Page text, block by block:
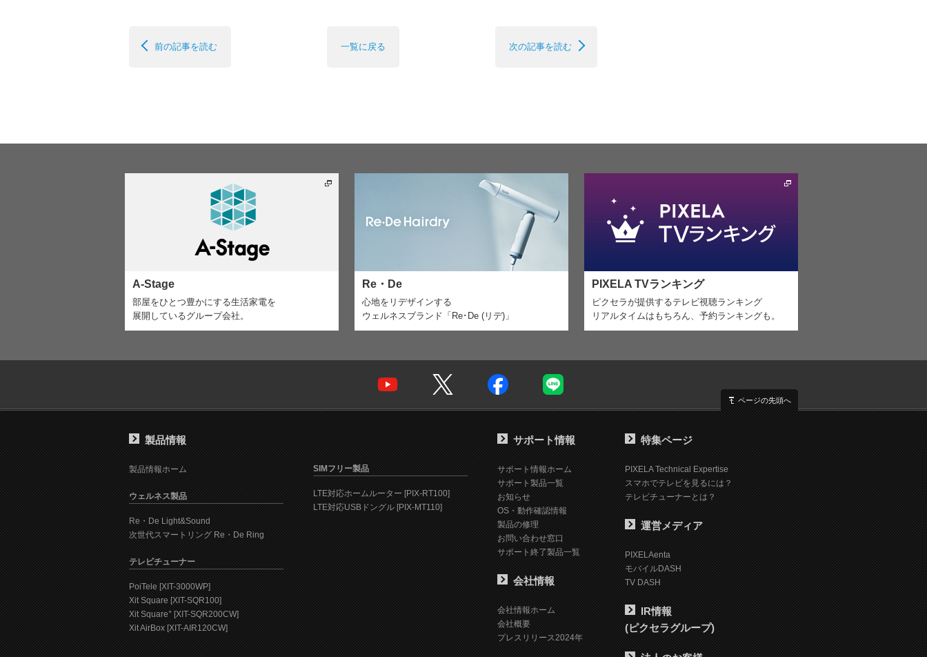
前の記事を読む 一覧に戻る 次の記事を読む
A-Stage
部屋をひとつ豊かにする生活家電を
展開しているグループ会社。
Re・De
心地をリデザインする
ウェルネスブランド「Re･De (リデ)」
PIXELA TVランキング
ピクセラが提供するテレビ視聴ランキング
リアルタイムはもちろん、予約ランキングも。
ページの先頭へ
製品情報
製品情報ホーム
ウェルネス製品
Re・De Light&Sound
次世代スマートリング Re・De Ring
テレビチューナー
PoiTele [XIT-3000WP]
Xit Square [XIT-SQR100]
Xit Square+ [XIT-SQR200CW]
Xit AirBox [XIT-AIR120CW]
SIMフリー製品
LTE対応ホームルーター [PIX-RT100]
LTE対応USBドングル [PIX-MT110]
サポート情報
サポート情報ホーム
サポート製品一覧
お知らせ
OS・動作確認情報
製品の修理
お問い合わせ窓口
サポート終了製品一覧
会社情報
会社情報ホーム
会社概要
プレスリリース2024年
特集ページ
PIXELA Technical Expertise
スマホでテレビを見るには？
テレビチューナーとは？
運営メディア
PIXELAenta
モバイルDASH
TV DASH
IR情報
(ピクセラグループ)